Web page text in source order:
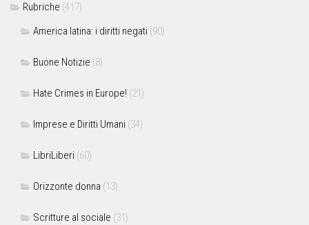
Rubriche (417)
America latina: i diritti negati (90)
Buone Notizie (8)
Hate Crimes in Europe! (21)
Imprese e Diritti Umani (34)
LibriLiberi (60)
Orizzonte donna (13)
Scritture al sociale (31)